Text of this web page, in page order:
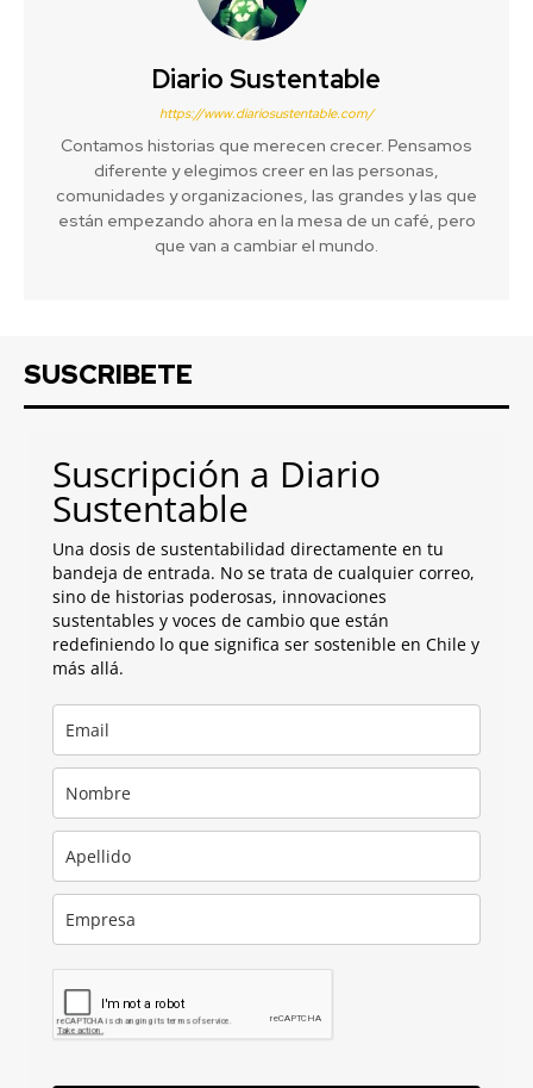
Diario Sustentable
https://www.diariosustentable.com/
Contamos historias que merecen crecer. Pensamos
diferente y elegimos creer en las personas,
comunidades y organizaciones, las grandes y las que
están empezando ahora en la mesa de un café, pero
que van a cambiar el mundo.
SUSCRIBETE
Suscripción a Diario
Sustentable
Una dosis de sustentabilidad directamente en tu
bandeja de entrada. No se trata de cualquier correo,
sino de historias poderosas, innovaciones
sustentables y voces de cambio que están
redefiniendo lo que significa ser sostenible en Chile y
más allá.